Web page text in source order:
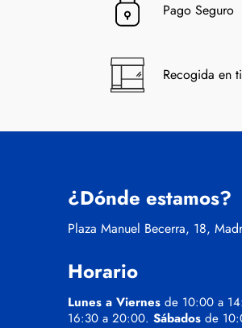
Pago Seguro
Recogida en
¿Dónde estamos?
Plaza Manuel Becerra, 18,
Horario
Lunes a Viernes de 10:00 a
16:30 a 20:00. Sábados de